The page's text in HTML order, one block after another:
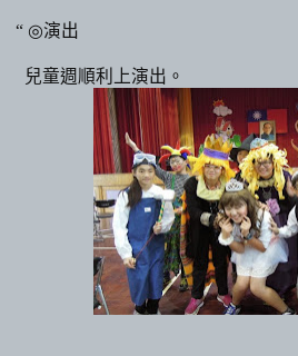
“ ◎演出
兒童週順利上演出 。